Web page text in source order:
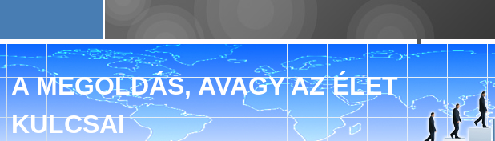
A MEGOLDÁS, AVAGY AZ ÉLET
KULCSAI